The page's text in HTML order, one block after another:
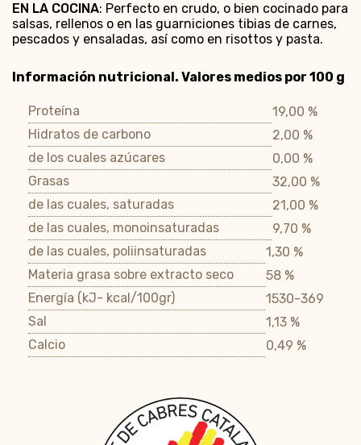
EN LA COCINA: Perfecto en crudo, o bien cocinado para
salsas, rellenos o en las guarniciones tibias de carnes,
pescados y ensaladas, así como en risottos y pasta.
Información nutricional. Valores medios por 100 g
Proteína
19,00 %
Hidratos de carbono
2,00 %
de los cuales azúcares
0,00 %
Grasas
32,00 %
de las cuales, saturadas
21,00 %
de las cuales, monoinsaturadas
9,70 %
de las cuales, poliinsaturadas
1,30 %
Materia grasa sobre extracto seco
58 %
Energía (kJ- kcal/100gr)
1530-369
Sal
1,13 %
Calcio
0,49 %